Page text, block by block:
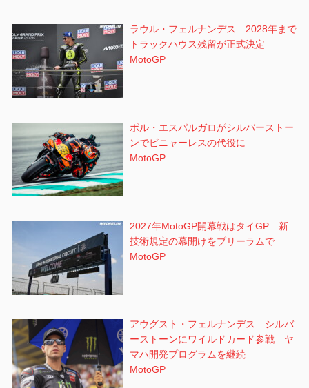
ラウル・フェルナンデス 2028年まで
トラックハウス残留が正式決定
MotoGP
ポル・エスパルガロがシルバーストー
ンでビニャーレスの代役に
MotoGP
2027年MotoGP開幕戦はタイGP 新
技術規定の幕開けをブリーラムで
MotoGP
アウグスト・フェルナンデス シルバ
ーストーンにワイルドカード参戦 ヤ
マハ開発プログラムを継続
MotoGP